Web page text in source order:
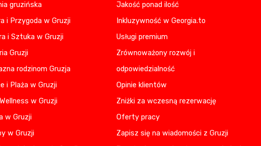
gruzińska
i Przygoda w Gruzji
i Sztuka w Gruzji
Gruzji
rodzinom Gruzja
i Plaża w Gruzji
w Gruzji
w Gruzji
w Gruzji
Jakość ponad ilość
Inkluzywność w Georgia.to
Usługi premium
Zrównoważony rozwój i
odpowiedzialność
Opinie klientów
Zniżki za wczesną rezerwację
Oferty pracy
Zapisz się na wiadomości z Gruzji